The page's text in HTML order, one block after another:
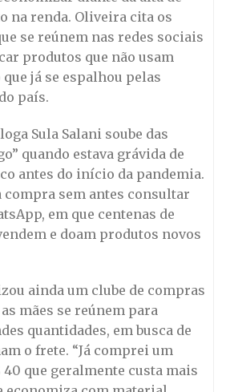
na renda. Oliveira cita os
se reúnem nas redes sociais
produtos que não usam
já se espalhou pelas
país.
Sula Salani soube das
quando estava grávida de
antes do início da pandemia.
compra sem antes consultar
em que centenas de
e doam produtos novos
ainda um clube de compras
mães se reúnem para
quantidades, em busca de
o frete. “Já comprei um
que geralmente custa mais